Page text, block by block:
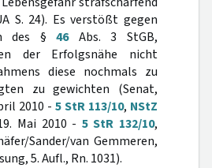
S. 24). Es verstößt gegen
des §46Abs. 3 StGB,
der Erfolgsnähe nicht
diese nochmals zu
zu gewichten (Senat,
2010 - 5 StR 113/10, NStZ
Mai 2010 - 5 StR 132/10,
Sander/van Gemmeren,
5. Aufl., Rn. 1031).